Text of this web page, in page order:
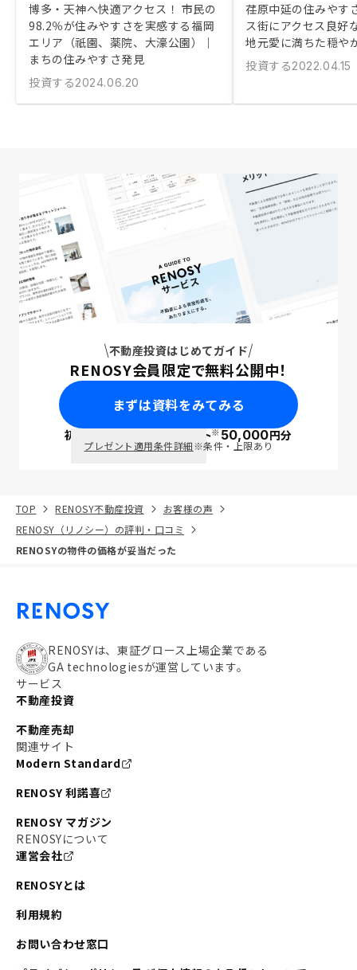
博多・天神へ快適アクセス！ 市民の
98.2％が住みやすさを実感する福岡
エリア（祇園、薬院、大濠公園）｜
まちの住みやすさ発見
投資する2024.06.20
荏原中延の住みやす
ス街にアクセス良好
地元愛に満ちた穏や
投資する2022.04.15
不動産投資はじめてガイド
RENOSY会員限定で無料公開中！
まずは資料をみてみる
初回面談で ポイント※50,000円分
プレゼント適用条件詳細※条件・上限あり
TOP RENOSY不動産投資
お客様の声
RENOSY（リノシー）の評判・口コミ
RENOSYの物件の価格が妥当だった
RENOSYは、東証グロース上場企業である
GA technologiesが運営しています。
サービス
不動産投資
不動産売却
関連サイト
Modern Standard
RENOSY 利諾喜
RENOSY マガジン
RENOSYについて
運営会社
RENOSYとは
利用規約
お問い合わせ窓口